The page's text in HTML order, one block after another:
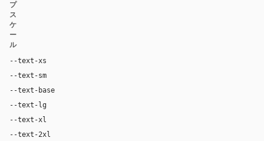
プ
ス
ケ
ー
ル
--text-xs
--text-sm
--text-base
--text-lg
--text-xl
--text-2xl